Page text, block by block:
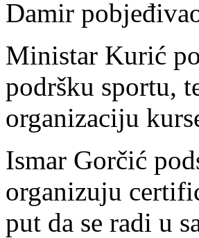
Damir
Ministar Kurić
podršku sportu,
organizaciju
Ismar Gorčić
organizuju
put da se radi u